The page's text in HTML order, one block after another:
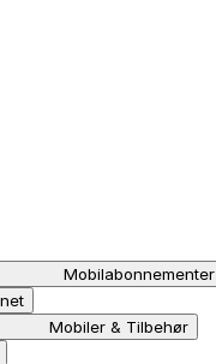
Mobilabonnementer
Mobiler & Tilbehør